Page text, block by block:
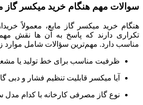
سوالات مهم هنگام خرید میکسر گاز
هنگام خرید میکسر گاز مایع، معمولاً
تکراری دارند که پاسخ به آن‌ ها نقش
مناسب دارد. مهم‌ترین سؤالات شامل موارد
ظرفیت مناسب برای خط تولید یا
آیا میکسر قابلیت تنظیم فشار و دبی
نوع گاز مصرفی کارخانه با کدام